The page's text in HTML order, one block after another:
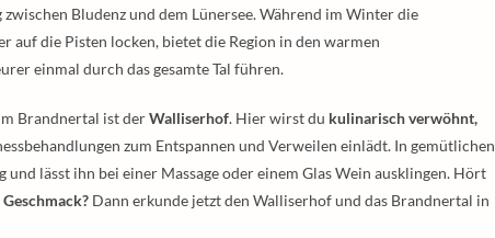
Bludenz und dem Lünersee. Während im Winter die
auf die Pisten locken, bietet die Region in den warmen
einmal durch das gesamte Tal führen.
Brandnertal ist derWalliserhof. Hier wirst du kulinarisch verwöhnt,
zum Entspannen und Verweilen einlädt. In gemütlichen
lässt ihn bei einer Massage oder einem Glas Wein ausklingen. Hört
Dann erkunde jetzt den Walliserhof und das Brandnertal in